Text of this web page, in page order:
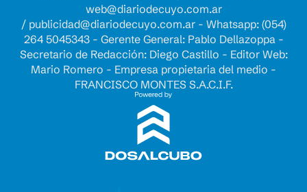
web@diariodecuyo.com.ar
/ publicidad@diariodecuyo.com.ar- Whatsapp: (054)
264 5045343 - Gerente General: Pablo Dellazoppa -
Secretario de Redacción: Diego Castillo - Editor Web:
Mario Romero - Empresa propietaria del medio -
FRANCISCO MONTES S.A.C.I.F.